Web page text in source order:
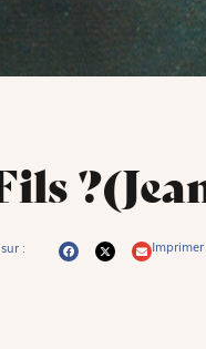
: